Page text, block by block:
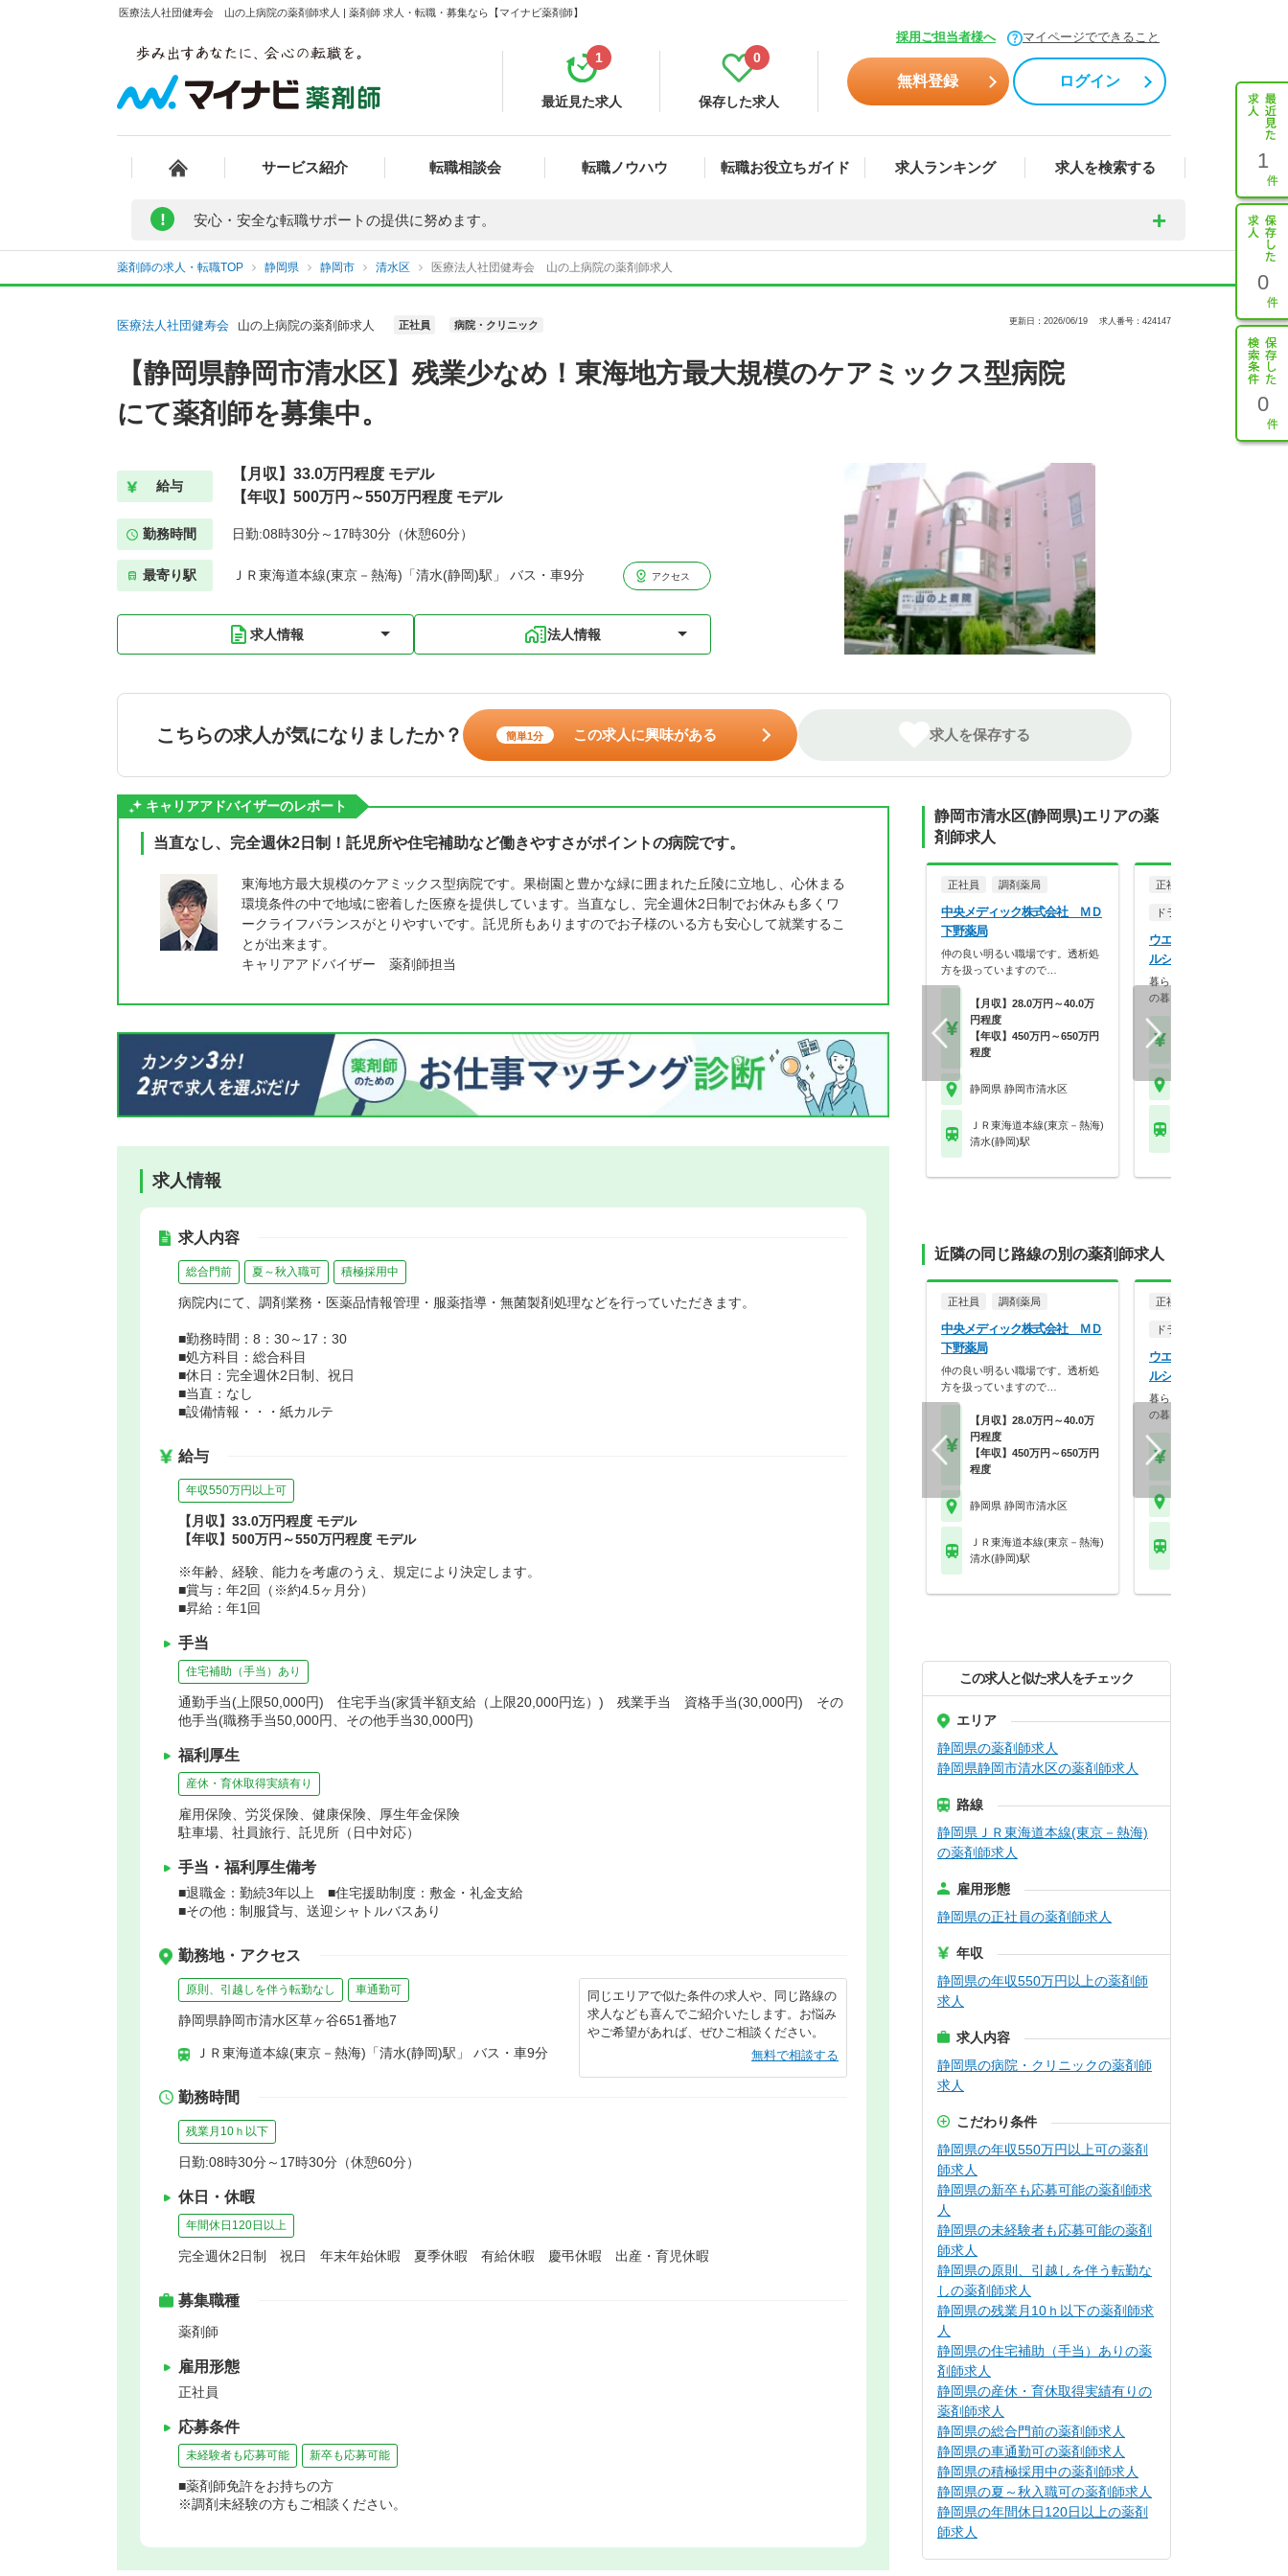
医療法人社団健寿会 山の上病院の薬剤師求人 | 薬剤師 求人・転職・募集なら【マイナビ薬剤師】
採用ご担当者様へ マイページでできること
最近見た求人
1
保存した求人
0
無料登録 ログイン
サービス紹介 転職相談会 転職ノウハウ 転職お役立ちガイド 求人ランキング 求人を検索する 1
0
0
! 安心・安全な転職サポートの提供に努めます。
薬剤師の求人・転職TOP 静岡県 静岡市 清水区 医療法人社団健寿会 山の上病院の薬剤師求人
医療法人社団健寿会 山の上病院の薬剤師求人 正社員 病院・クリニック 更新日：2026/06/19 求人番号：424147
【静岡県静岡市清水区】残業少なめ！東海地方最大規模のケアミックス型病院
にて薬剤師を募集中。
給与
【月収】33.0万円程度 モデル
【年収】500万円～550万円程度 モデル
勤務時間 日勤:08時30分～17時30分（休憩60分）
最寄り駅 ＪＲ東海道本線(東京－熱海)「清水(静岡)駅」 バス・車9分 アクセス
求人情報 法人情報
こちらの求人が気になりましたか？ 簡単1分 この求人に興味がある 求人を保存する
キャリアアドバイザーのレポート
当直なし、完全週休2日制！託児所や住宅補助など働きやすさがポイントの病院です。
東海地方最大規模のケアミックス型病院です。果樹園と豊かな緑に囲まれた丘陵に立地し、心休まる
環境条件の中で地域に密着した医療を提供しています。当直なし、完全週休2日制でお休みも多くワ
ークライフバランスがとりやすいです。託児所もありますのでお子様のいる方も安心して就業するこ
とが出来ます。
キャリアアドバイザー 薬剤師担当
求人情報
求人内容
総合門前 夏～秋入職可 積極採用中
病院内にて、調剤業務・医薬品情報管理・服薬指導・無菌製剤処理などを行っていただきます。
■勤務時間：8：30～17：30
■処方科目：総合科目
■休日：完全週休2日制、祝日
■当直：なし
■設備情報・・・紙カルテ
給与
年収550万円以上可
【月収】33.0万円程度 モデル
【年収】500万円～550万円程度 モデル
※年齢、経験、能力を考慮のうえ、規定により決定します。
■賞与：年2回（※約4.5ヶ月分）
■昇給：年1回
手当
住宅補助（手当）あり
通勤手当(上限50,000円) 住宅手当(家賃半額支給（上限20,000円迄）) 残業手当 資格手当(30,000円) その
他手当(職務手当50,000円、その他手当30,000円)
福利厚生
産休・育休取得実績有り
雇用保険、労災保険、健康保険、厚生年金保険
駐車場、社員旅行、託児所（日中対応）
手当・福利厚生備考
■退職金：勤続3年以上 ■住宅援助制度：敷金・礼金支給
■その他：制服貸与、送迎シャトルバスあり
勤務地・アクセス
原則、引越しを伴う転勤なし 車通勤可
静岡県静岡市清水区草ヶ谷651番地7
ＪＲ東海道本線(東京－熱海)「清水(静岡)駅」 バス・車9分
同じエリアで似た条件の求人や、同じ路線の
求人なども喜んでご紹介いたします。お悩み
やご希望があれば、ぜひご相談ください。
無料で相談する
勤務時間
残業月10ｈ以下
日勤:08時30分～17時30分（休憩60分）
休日・休暇
年間休日120日以上
完全週休2日制 祝日 年末年始休暇 夏季休暇 有給休暇 慶弔休暇 出産・育児休暇
募集職種
薬剤師
雇用形態
正社員
応募条件
未経験者も応募可能 新卒も応募可能
■薬剤師免許をお持ちの方
※調剤未経験の方もご相談ください。
静岡市清水区(静岡県)エリアの薬
剤師求人
正社員 調剤薬局
中央メディック株式会社 ＭＤ
下野薬局
仲の良い明るい職場です。透析処
方を扱っていますので…
【月収】28.0万円～40.0万
円程度
【年収】450万円～650万円
程度
静岡県 静岡市清水区
ＪＲ東海道本線(東京－熱海)
清水(静岡)駅
正社員
ドラッグストア（OTCのみ
ウエルシア薬局株式会社
ルシア清水草薙店
暮らしを支える仕事だから、
の暮らしも大切に。業…
近隣の同じ路線の別の薬剤師求人
正社員 調剤薬局
中央メディック株式会社 ＭＤ
下野薬局
仲の良い明るい職場です。透析処
方を扱っていますので…
【月収】28.0万円～40.0万
円程度
【年収】450万円～650万円
程度
静岡県 静岡市清水区
ＪＲ東海道本線(東京－熱海)
清水(静岡)駅
正社員
ドラッグストア（OTCのみ
ウエルシア薬局株式会社
ルシア清水草薙店
暮らしを支える仕事だから、
の暮らしも大切に。業…
この求人と似た求人をチェック
エリア
静岡県の薬剤師求人
静岡県静岡市清水区の薬剤師求人
路線
静岡県ＪＲ東海道本線(東京－熱海)
の薬剤師求人
雇用形態
静岡県の正社員の薬剤師求人
年収
静岡県の年収550万円以上の薬剤師
求人
求人内容
静岡県の病院・クリニックの薬剤師
求人
こだわり条件
静岡県の年収550万円以上可の薬剤
師求人
静岡県の新卒も応募可能の薬剤師求
人
静岡県の未経験者も応募可能の薬剤
師求人
静岡県の原則、引越しを伴う転勤な
しの薬剤師求人
静岡県の残業月10ｈ以下の薬剤師求
人
静岡県の住宅補助（手当）ありの薬
剤師求人
静岡県の産休・育休取得実績有りの
薬剤師求人
静岡県の総合門前の薬剤師求人
静岡県の車通勤可の薬剤師求人
静岡県の積極採用中の薬剤師求人
静岡県の夏～秋入職可の薬剤師求人
静岡県の年間休日120日以上の薬剤
師求人